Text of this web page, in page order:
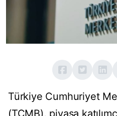
Türkiye Cumhuriyet